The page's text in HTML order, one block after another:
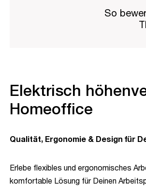
So
Elektrisch
Homeoffice
Qualität, Ergonomie & Design für
Erlebe flexibles und ergonomisches
komfortable Lösung für Deinen